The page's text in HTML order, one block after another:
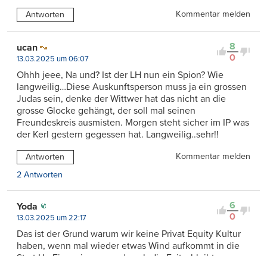
Antworten Kommentar melden
8
0
ucan
13.03.2025 um 06:07
Ohhh jeee, Na und? Ist der LH nun ein Spion? Wie
langweilig…Diese Auskunftsperson muss ja ein grossen
Judas sein, denke der Wittwer hat das nicht an die
grosse Glocke gehängt, der soll mal seinen
Freundeskreis ausmisten. Morgen steht sicher im IP was
der Kerl gestern gegessen hat. Langweilig..sehr!!
Antworten
Kommentar melden
2 Antworten
6
0
Yoda
13.03.2025 um 22:17
Das ist der Grund warum wir keine Privat Equity Kultur
haben, wenn mal wieder etwas Wind aufkommt in die